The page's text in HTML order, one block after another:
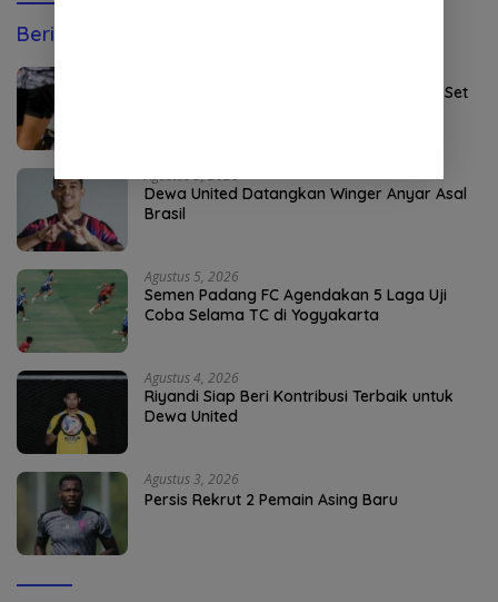
Berita Olahraga
Persebaya Maksimalkan Open Play dan Set
Agustus 5, 2026
Dewa United Datangkan Winger Anyar Asal
Brasil
Agustus 5, 2026
Semen Padang FC Agendakan 5 Laga Uji
Coba Selama TC di Yogyakarta
Agustus 4, 2026
Riyandi Siap Beri Kontribusi Terbaik untuk
Dewa United
Agustus 3, 2026
Persis Rekrut 2 Pemain Asing Baru